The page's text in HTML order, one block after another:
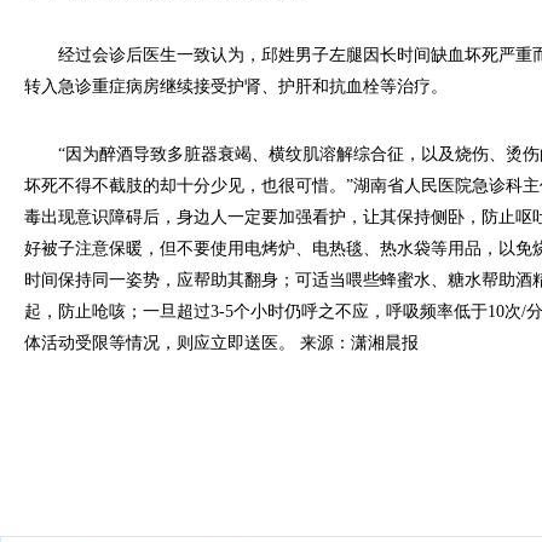
经过会诊后医生一致认为，邱姓男子左腿因长时间缺血坏死严重
转入急诊重症病房继续接受护肾、护肝和抗血栓等治疗。
“因为醉酒导致多脏器衰竭、横纹肌溶解综合征，以及烧伤、烫伤
坏死不得不截肢的却十分少见，也很可惜。”湖南省人民医院急诊科
毒出现意识障碍后，身边人一定要加强看护，让其保持侧卧，防止呕
好被子注意保暖，但不要使用电烤炉、电热毯、热水袋等用品，以免
时间保持同一姿势，应帮助其翻身；可适当喂些蜂蜜水、糖水帮助酒
起，防止呛咳；一旦超过3-5个小时仍呼之不应，呼吸频率低于10次/
体活动受限等情况，则应立即送医。 来源：潇湘晨报